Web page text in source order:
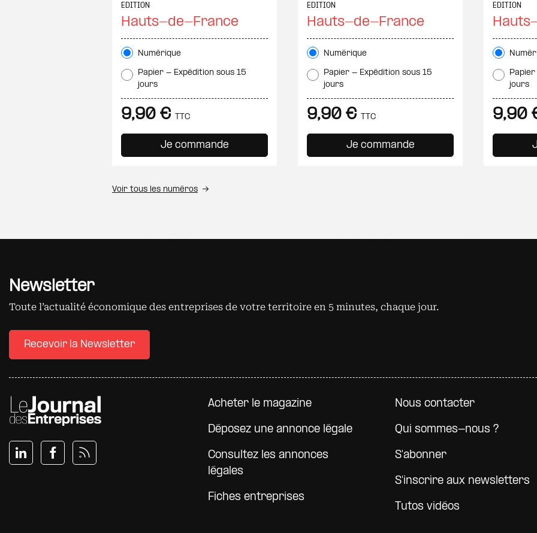
EDITION
Hauts-de-France
Numérique
Papier - Expédition sous 15
jours
9,90 € TTC
EDITION
Hauts-de-France
Numérique
Papier - Expédition sous 15
jours
9,90 € TTC
EDITION
jours
9,90
Voir tous les numéros
Newsletter
Toute l’actualité économique des entreprises de votre territoire en 5 minutes, chaque jour.
Recevoir la Newsletter
Pied de page
Acheter le magazine
Déposez une annonce légale
Consultez les annonces
légales
Fiches entreprises
Nous contacter
Qui sommes-nous ?
S'abonner
S'inscrire aux newsletters
Tutos vidéos